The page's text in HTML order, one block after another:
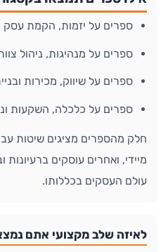
ספרים על יזמות, הקמת עסק
ספרים על מנהיגות, ניהול
ספרים על שיווק, מכירות
ספרים על כלכלה, השקעות
חלק מהספרים מציגים שיטות
מיידי, ואחרים עוסקים
עולם העסקים בכללותו.
לאיזה שלב מקצועי אתם